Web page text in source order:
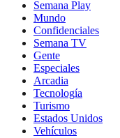
Semana Play
Mundo
Confidenciales
Semana TV
Gente
Especiales
Arcadia
Tecnología
Turismo
Estados Unidos
Vehículos